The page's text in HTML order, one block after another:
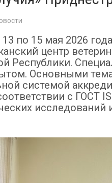
по 15 мая 2026
центр
Республики.
Основными
системой
с ГОСТ